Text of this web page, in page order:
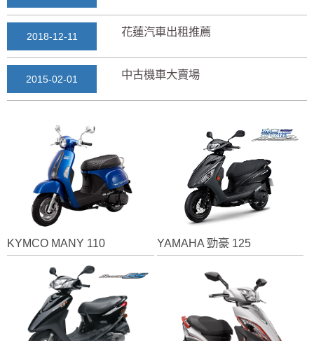
2018-12-11 花蓮汽車出租推薦
2015-02-01 中古機車大賣場
2018-03-15 七星潭風景區美景介紹...
2018-03-13 三日遊景點行程規劃景...
2018-03-12 花蓮自由行自助行程
2025-11-17 通水管後排水變快？背...
2018-12-14 花蓮租車推薦2019...
KYMCO MANY 110 YAMAHA 勁豪 125